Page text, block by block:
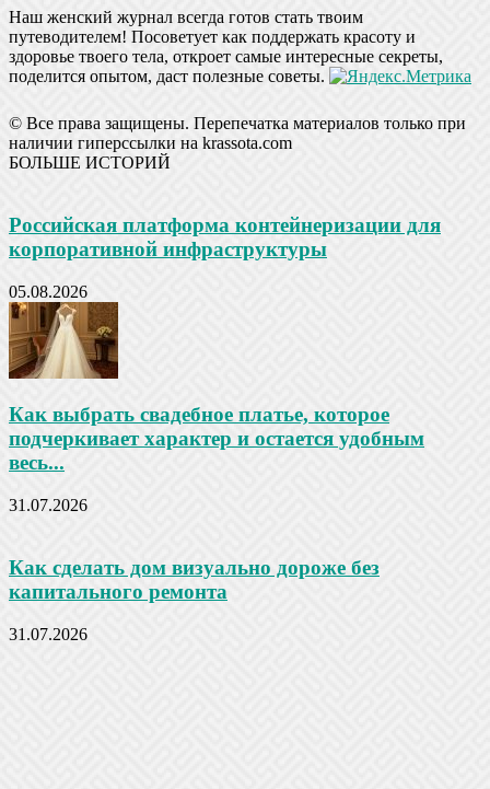
Наш женский журнал всегда готов стать твоим
путеводителем! Посоветует как поддержать красоту и
здоровье твоего тела, откроет самые интересные секреты,
поделится опытом, даст полезные советы.
© Все права защищены. Перепечатка материалов только при
наличии гиперссылки на krassota.com
БОЛЬШЕ ИСТОРИЙ
Российская платформа контейнеризации для
корпоративной инфраструктуры
05.08.2026
Как выбрать свадебное платье, которое
подчеркивает характер и остается удобным
весь...
31.07.2026
Как сделать дом визуально дороже без
капитального ремонта
31.07.2026